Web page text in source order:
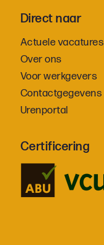
Direct naar
Actuele vacatures
Over ons
Voor werkgevers
Contactgegevens
Urenportal
Certificering